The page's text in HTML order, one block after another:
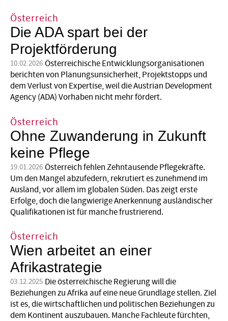
Österreich
Die ADA spart bei der
Projektförderung
10.02.2026 Österreichische Entwicklungsorganisationen
berichten von Planungsunsicherheit, Projektstopps und
dem Verlust von Expertise, weil die Austrian Development
Agency (ADA) Vorhaben nicht mehr fördert.
Österreich
Ohne Zuwanderung in Zukunft
keine Pflege
19.01.2026 Österreich fehlen Zehntausende Pflegekräfte.
Um den Mangel abzufedern, rekrutiert es zunehmend im
Ausland, vor allem im globalen Süden. Das zeigt erste
Erfolge, doch die langwierige Anerkennung ausländischer
Qualifikationen ist für manche frustrierend.
Österreich
Wien arbeitet an einer
Afrikastrategie
03.12.2025 Die österreichische Regierung will die
Beziehungen zu Afrika auf eine neue Grundlage stellen. Ziel
ist es, die wirtschaftlichen und politischen Beziehungen zu
dem Kontinent auszubauen. Manche Fachleute fürchten,